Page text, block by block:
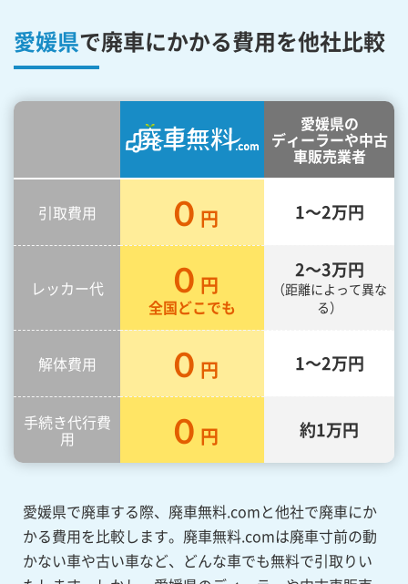
愛媛県で廃車にかかる費用を他社比較
愛媛県の
ディーラーや中古
車販売業者
引取費用 ０ 円 1～2万円
レッカー代 ０ 円
全国どこでも
2～3万円
（距離によって異な
る）
解体費用 ０ 円 1～2万円
手続き代行費
用 ０ 円 約1万円
愛媛県で廃車する際、廃車無料.comと他社で廃車にか
かる費用を比較します。廃車無料.comは廃車寸前の動
かない車や古い車など、どんな車でも無料で引取りい